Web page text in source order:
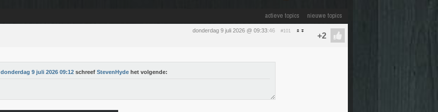
actieve topics nieuwe topics
donderdag 9 juli 2026 @ 09:33:46 #101
donderdag 9 juli 2026 09:12 schreef StevenHyde het volgende: